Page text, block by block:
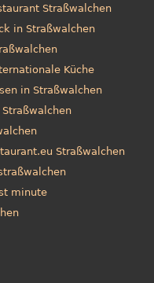
Straßwalchen
in Straßwalchen
Küche
in Straßwalchen
Straßwalchen
minute